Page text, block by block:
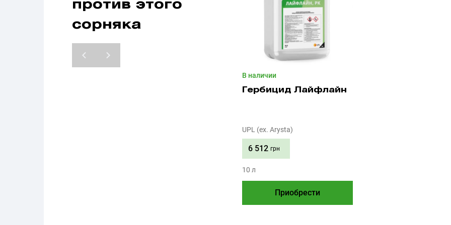
против этого
сорняка
В наличии
Гербицид Лайфлайн
UPL (ex. Arysta)
6 512 грн
10 л
Приобрести